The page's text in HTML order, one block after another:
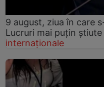
9 august, ziua în care
Lucruri mai puțin
internaționale